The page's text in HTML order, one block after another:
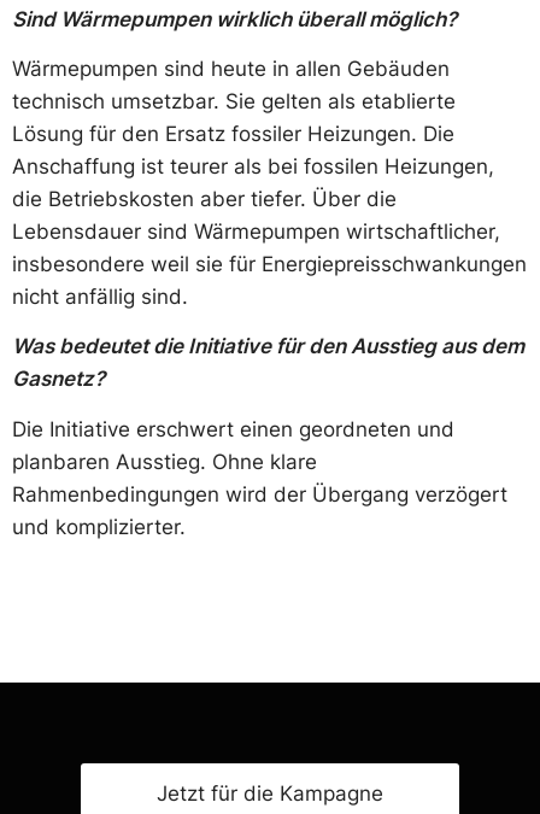
Sind Wärmepumpen wirklich überall möglich?
Wärmepumpen sind heute in allen Gebäuden
technisch umsetzbar. Sie gelten als etablierte
Lösung für den Ersatz fossiler Heizungen. Die
Anschaffung ist teurer als bei fossilen Heizungen,
die Betriebskosten aber tiefer. Über die
Lebensdauer sind Wärmepumpen wirtschaftlicher,
insbesondere weil sie für Energiepreisschwankungen
nicht anfällig sind.
Was bedeutet die Initiative für den Ausstieg aus dem
Gasnetz?
Die Initiative erschwert einen geordneten und
planbaren Ausstieg. Ohne klare
Rahmenbedingungen wird der Übergang verzögert
und komplizierter.
Jetzt für die Kampagne